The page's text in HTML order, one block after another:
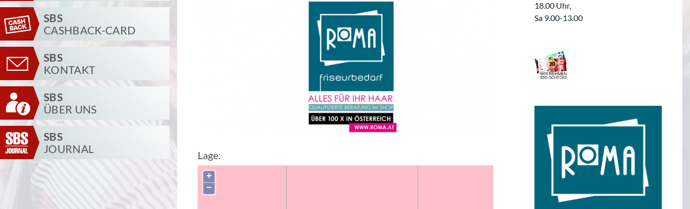
SBS
CASHBACK-CARD
SBS
KONTAKT
SBS
ÜBER UNS
SBS
JOURNAL
Lage:
+
−
18.00 Uhr,
Sa 9.00-13.00